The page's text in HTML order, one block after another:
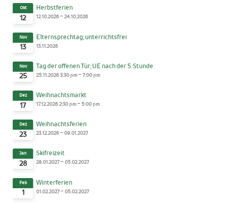
12
Okt Herbstferien
12.10.2026-24.10.2026
13
Nov Elternsprechtag; unterrichtsfrei
13.11.2026
25
Nov Tag der offenen Tür; UE nach der 5. Stunde
25.11.20263:30 pm-7:00 pm
17
Dez Weihnachtsmarkt
17.12.20262:30 pm- 5:00 pm
23
Dez Weihnachtsferien
23.12.2026-09.01.2027
28
Jan Skifreizeit
28.01.2027-05.02.2027
1
Feb Winterferien
01.02.2027-05.02.2027